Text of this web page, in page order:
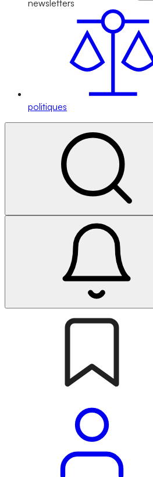
newsletters
politiques